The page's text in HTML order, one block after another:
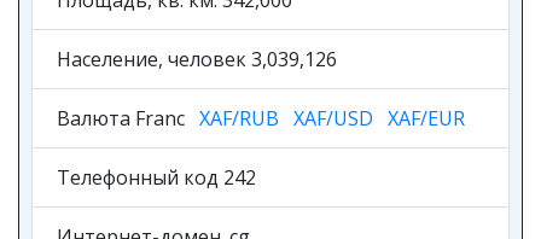
Население, человек 3,039,126
Валюта Franc XAF/RUB XAF/USD XAF/EUR
Телефонный код 242